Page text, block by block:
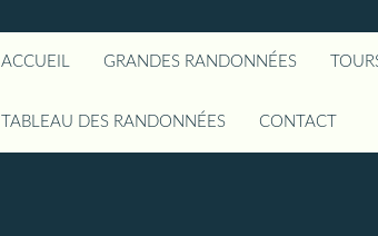
ACCUEIL GRANDES RANDONNÉES
TABLEAU DES RANDONNÉES CONTACT